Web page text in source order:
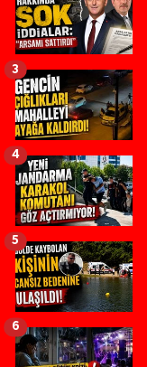
3
4
5
6